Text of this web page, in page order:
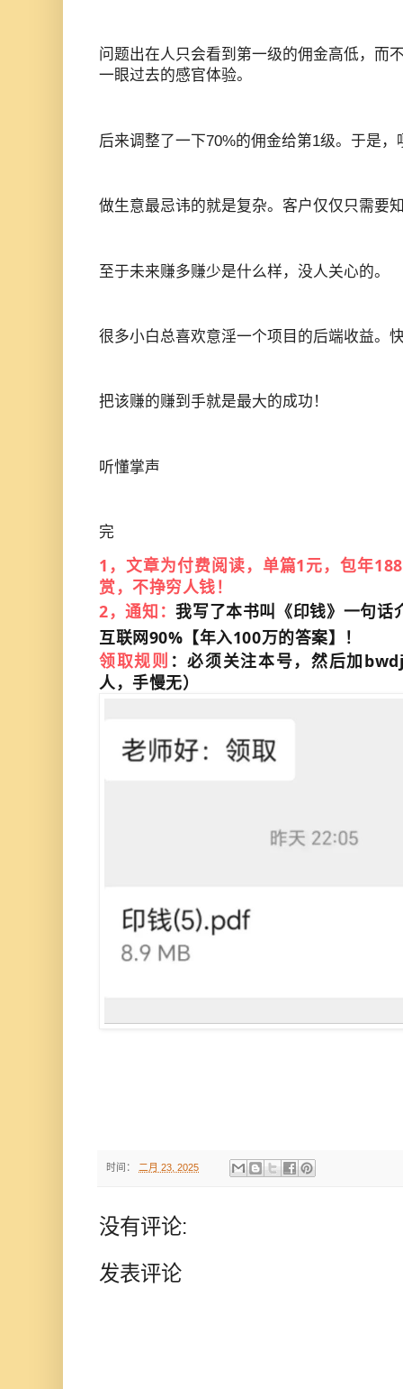
问题出在人只会看到第一级的佣金高低，而
一眼过去的感官体验。
后来调整了一下70%的佣金给第1级。于是
做生意最忌讳的就是复杂。客户仅仅只需要
至于未来赚多赚少是什么样，没人关心的。
很多小白总喜欢意淫一个项目的后端收益。
把该赚的赚到手就是最大的成功！
听懂掌声
完
1，文章为付费阅读，单篇1元，包年
赏，不挣穷人钱！
2，通知：我写了本书叫《印钱》一句话
互联网90%【年入100万的答案】！
领取规则 ：必须关注本号，然后加
人，手慢无）
时间： 二月 23, 2025
没有评论:
发表评论